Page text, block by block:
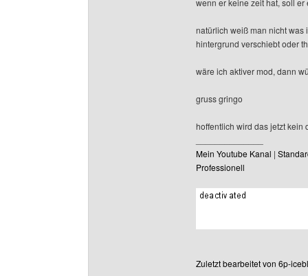
wenn er keine zeit hat, soll
natürlich weiß man nicht was
hintergrund verschiebt oder
wäre ich aktiver mod, dann
gruss gringo
hoffentlich wird das jetzt
Mein Youtube Kanal |
Professionell
Zuletzt bearbeitet von 6p-